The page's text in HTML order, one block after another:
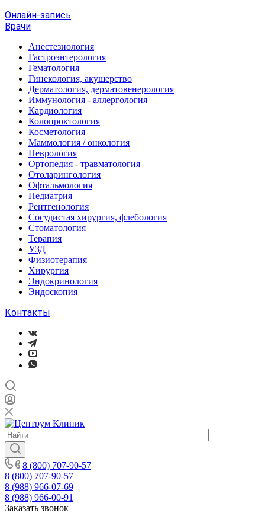
Онлайн-запись
Врачи
Анестезиология
Гастроэнтерология
Гематология
Гинекология, акушерство
Дерматология, дерматовенерология
Иммунология - аллергология
Кардиология
Колопроктология
Косметология
Маммология / онкология
Неврология
Ортопедия - травматология
Отоларингология
Офтальмология
Педиатрия
Рентгенология
Сосудистая хирургия, флебология
Стоматология
Терапия
УЗД
Физиотерапия
Хирургия
Эндокринология
Эндоскопия
Контакты
8 (800) 707-90-57
8 (800) 707-90-57
8 (988) 966-07-69
8 (988) 966-00-91
Заказать звонок